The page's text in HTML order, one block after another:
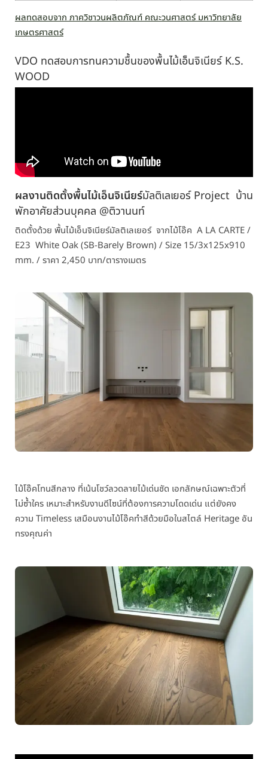
ผลทดสอบจาก ภาควิชาวนผลิตภัณฑ์ คณะวนศาสตร์ มหาวิทยาลัย
เกษตรศาสตร์
VDO ทดสอบการทนความชื้นของพื้นไม้เอ็นจิเนียร์ K.S.
WOOD
ผลงานติดตั้งพื้นไม้เอ็นจิเนียร์มัลติเลเยอร์ Project บ้าน
พักอาศัยส่วนบุคคล @ติวานนท์
ติดตั้งด้วย พื้นไม้เอ็นจิเนียร์มัลติเลเยอร์ จากไม้โอ๊ค A LA CARTE /
E23 White Oak (SB-Barely Brown) / Size 15/3x125x910
mm. / ราคา 2,450 บาท/ตารางเมตร
ไม้โอ๊คโทนสีกลาง ที่เน้นโชว์ลวดลายไม้เด่นชัด เอกลักษณ์เฉพาะตัวที่
ไม่ซ้ำใคร เหมาะสำหรับงานดีไซน์ที่ต้องการความโดดเด่น แต่ยังคง
ความ Timeless เสมือนงานไม้โอ๊คทำสีด้วยมือในสไตล์ Heritage อัน
ทรงคุณค่า